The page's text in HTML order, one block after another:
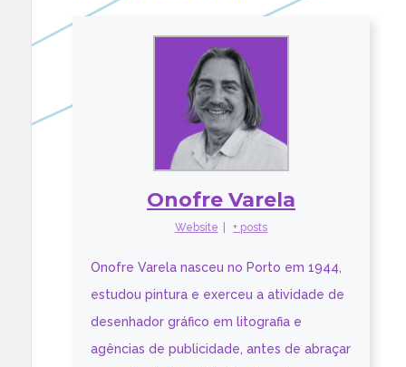
Onofre Varela
Website + posts
Onofre Varela nasceu no Porto em 1944,
estudou pintura e exerceu a atividade de
desenhador gráfico em litografia e
agências de publicidade, antes de abraçar